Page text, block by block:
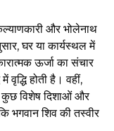
और भोलेनाथ
घर या कार्यस्थल में
ऊर्जा का संचार
वृद्धि होती है। वहीं,
कुछ विशेष दिशाओं और
भगवान शिव की तस्वीर